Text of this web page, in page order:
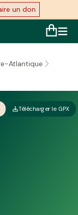
un don
Atlantique
Télécharger le GPX